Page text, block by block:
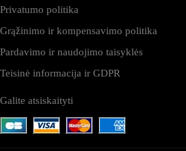
Privatumo politika
Grąžinimo ir kompensavimo politika
Pardavimo ir naudojimo taisyklės
Teisinė informacija ir GDPR
Galite atsiskaityti